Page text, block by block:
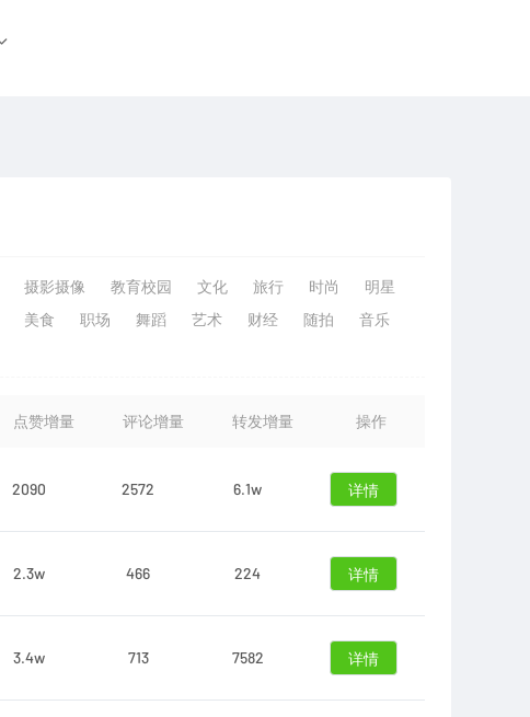
摄影摄像 教育校园 文化 旅行 时尚
明星
美食 职场 舞蹈 艺术 财经 随拍
音乐
点赞增量 评论增量 转发增量 操作
2090 2572 6.1w 详情
2.3w 466 224 详情
3.4w 713 7582 详情